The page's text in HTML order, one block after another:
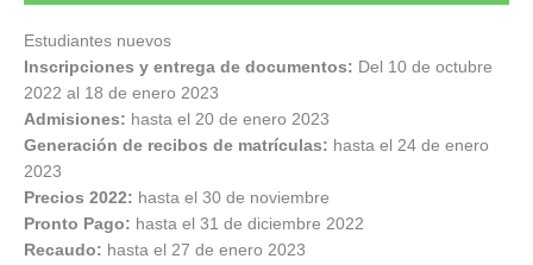
Estudiantes nuevos
Inscripciones y entrega de documentos: Del 10 de octubre
2022 al 18 de enero 2023
Admisiones: hasta el 20 de enero 2023
Generación de recibos de matrículas: hasta el 24 de enero
2023
Precios 2022: hasta el 30 de noviembre
Pronto Pago: hasta el 31 de diciembre 2022
Recaudo: hasta el 27 de enero 2023